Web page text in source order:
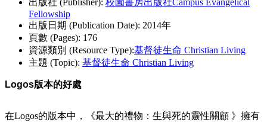
出版社 (Publisher): 校園書房出版社Campus Evangelical
Fellowship
出版日期 (Publication Date): 2014年
頁數 (Pages): 176
資源類別 (Resource Type):基督徒生命 Christian Living
主題 (Topic): 基督徒生命 Christian Living
Logos版本的好處
在Logos的版本中，《最大的禮物：生與死的靈性關顧 》擁有